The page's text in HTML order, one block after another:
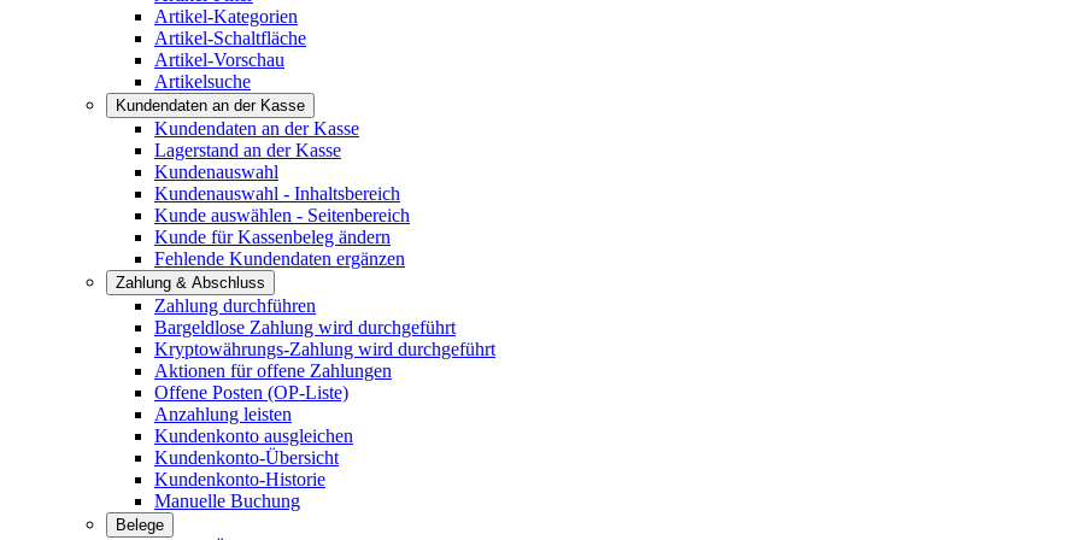
Artikel-Kategorien
Artikel-Schaltfläche
Artikel-Vorschau
Artikelsuche
Kundendaten an der Kasse
Kundendaten an der Kasse
Lagerstand an der Kasse
Kundenauswahl
Kundenauswahl - Inhaltsbereich
Kunde auswählen - Seitenbereich
Kunde für Kassenbeleg ändern
Fehlende Kundendaten ergänzen
Zahlung & Abschluss
Zahlung durchführen
Bargeldlose Zahlung wird durchgeführt
Kryptowährungs-Zahlung wird durchgeführt
Aktionen für offene Zahlungen
Offene Posten (OP-Liste)
Anzahlung leisten
Kundenkonto ausgleichen
Kundenkonto-Übersicht
Kundenkonto-Historie
Manuelle Buchung
Belege